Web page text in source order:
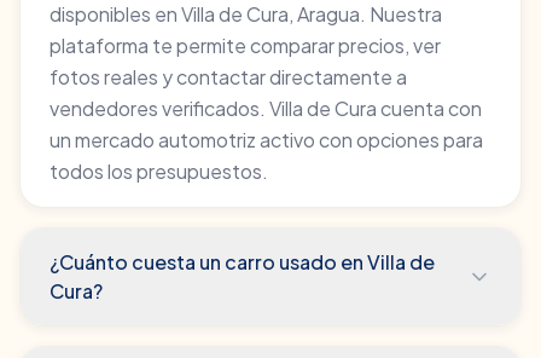
disponibles en Villa de Cura, Aragua. Nuestra
plataforma te permite comparar precios, ver
fotos reales y contactar directamente a
vendedores verificados. Villa de Cura cuenta con
un mercado automotriz activo con opciones para
todos los presupuestos.
¿Cuánto cuesta un carro usado en Villa de
Cura?